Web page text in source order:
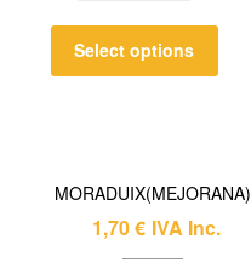
Select options
MORADUIX(MEJORANA)
1,70€ IVA Inc.